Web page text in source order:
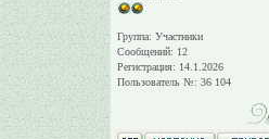
Группа: Участники
Сообщений: 12
Регистрация: 14.1.2026
Пользователь №: 36 104